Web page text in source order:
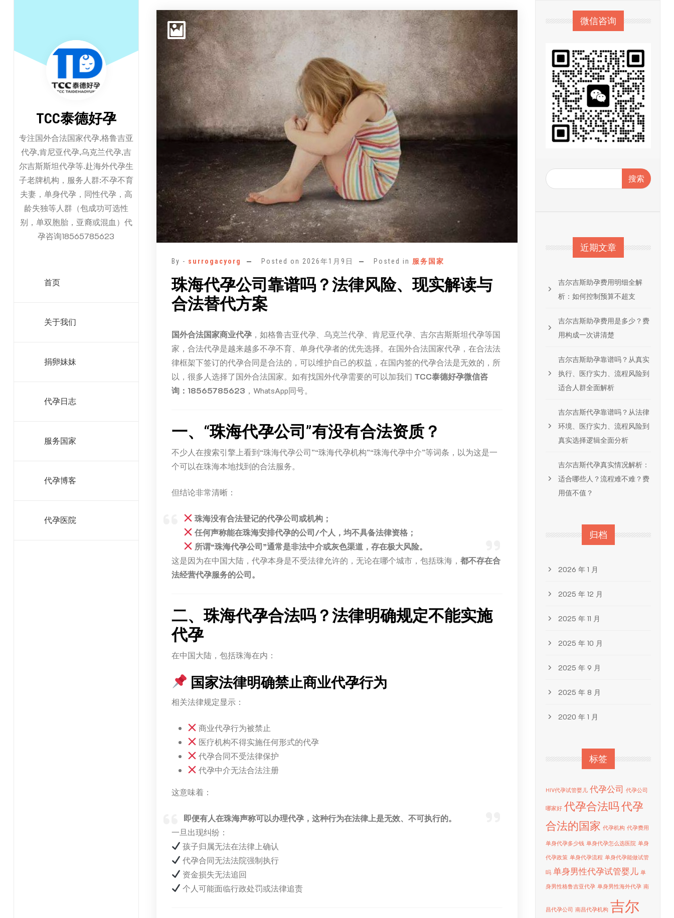
TCC泰德好孕
专注国外合法国家代孕,格鲁吉亚
代孕,肯尼亚代孕,乌克兰代孕,吉
尔吉斯斯坦代孕等.赴海外代孕生
子老牌机构，服务人群:不孕不育
夫妻，单身代孕，同性代孕，高
龄失独等人群（包成功可选性
别，单双胞胎，亚裔或混血）代
孕咨询18565785623
首页
关于我们
捐卵妹妹
代孕日志
服务国家
代孕博客
代孕医院
By - surrogacyorg Posted on 2026年1月9日 Posted in 服务国家
珠海代孕公司靠谱吗？法律风险、现实解读与
合法替代方案
国外合法国家商业代孕，如格鲁吉亚代孕、乌克兰代孕、肯尼亚代孕、吉尔吉斯斯坦代孕等国
家，合法代孕是越来越多不孕不育、单身代孕者的优先选择。在国外合法国家代孕，在合法法
律框架下签订的代孕合同是合法的，可以维护自己的权益，在国内签的代孕合法是无效的，所
以，很多人选择了国外合法国家。如有找国外代孕需要的可以加我们 TCC泰德好孕微信咨
询：18565785623 ，WhatsApp同号。
一、“珠海代孕公司”有没有合法资质？
不少人在搜索引擎上看到“珠海代孕公司”“珠海代孕机构”“珠海代孕中介”等词条，以为这是一
个可以在珠海本地找到的合法服务。
但结论非常清晰：
珠海没有合法登记的代孕公司或机构；
任何声称能在珠海安排代孕的公司/个人，均不具备法律资格；
所谓“珠海代孕公司”通常是非法中介或灰色渠道，存在极大风险。
这是因为在中国大陆，代孕本身是不受法律允许的，无论在哪个城市，包括珠海， 都不存在合
法经营代孕服务的公司。
二、珠海代孕合法吗？法律明确规定不能实施
代孕
在中国大陆，包括珠海在内：
国家法律明确禁止商业代孕行为
相关法律规定显示：
商业代孕行为被禁止
医疗机构不得实施任何形式的代孕
代孕合同不受法律保护
代孕中介无法合法注册
这意味着：
即便有人在珠海声称可以办理代孕，这种行为在法律上是无效、不可执⾏的。
一旦出现纠纷：
孩子归属无法在法律上确认
代孕合同无法法院强制执行
资金损失无法追回
个人可能面临行政处罚或法律追责
微信咨询
搜索
近期文章
吉尔吉斯助孕费用明细全解
析：如何控制预算不超支
吉尔吉斯助孕费用是多少？费
用构成一次讲清楚
吉尔吉斯助孕靠谱吗？从真实
执行、医疗实力、流程风险到
适合人群全面解析
吉尔吉斯代孕靠谱吗？从法律
环境、医疗实力、流程风险到
真实选择逻辑全面分析
吉尔吉斯代孕真实情况解析：
适合哪些人？流程难不难？费
用值不值？
归档
2026 年 1 月
2025 年 12 月
2025 年 11 月
2025 年 10 月
2025 年 9 月
2025 年 8 月
2020 年 1 月
标签
HIV代孕试管婴儿 代孕公司 代孕公司
哪家好 代孕合法吗代孕
合法的国家 代孕机构 代孕费用
单身代孕多少钱 单身代孕怎么选医院 单身
代孕政策 单身代孕流程 单身代孕能做试管
吗 单身男性代孕试管婴儿 单
身男性格鲁吉亚代孕 单身男性海外代孕 南
昌代孕公司 南昌代孕机构 吉尔